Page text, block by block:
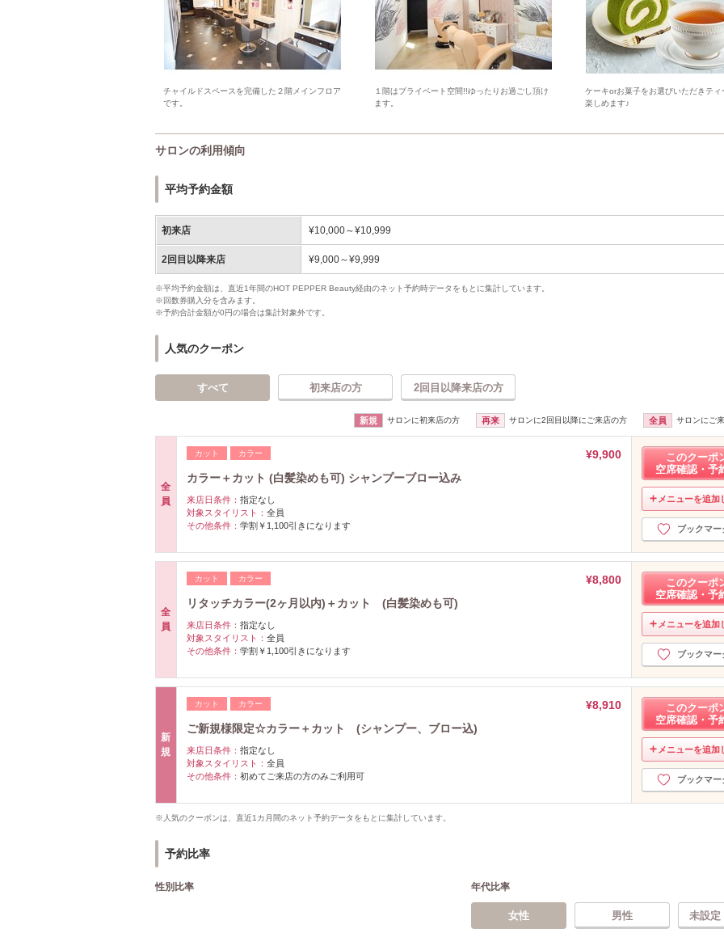
チャイルドスペースを完備した２階メインフロア
です。
１階はプライベート空間!!ゆったりお過ごし頂け
ます。
ケーキorお菓子をお選びいただきティ
楽しめます♪
サロンの利用傾向
平均予約金額
初来店 ¥10,000～¥10,999
2回目以降来店 ¥9,000～¥9,999
※平均予約金額は、直近1年間のHOT PEPPER Beauty経由のネット予約時データをもとに集計しています。
※回数券購入分を含みます。
※予約合計金額が0円の場合は集計対象外です。
人気のクーポン
すべて 初来店の方 2回目以降来店の方
新規 サロンに初来店の方 再来 サロンに2回目以降にご来店の方 全員 サロンにご
全
員
カット カラー
¥9,900
カラー＋カット (白髪染めも可) シャンプーブロー込み
来店日条件： 指定なし
対象スタイリスト： 全員
その他条件： 学割￥1,100引きになります
このクーポ
空席確認・予
メニューを追加
ブックマー
全
員
カット カラー
¥8,800
リタッチカラー(2ヶ月以内)＋カット (白髪染めも可)
来店日条件： 指定なし
対象スタイリスト： 全員
その他条件： 学割￥1,100引きになります
このクーポ
空席確認・予
メニューを追加
ブックマー
新
規
カット カラー
¥8,910
ご新規様限定☆カラー＋カット (シャンプー、ブロー込)
来店日条件： 指定なし
対象スタイリスト： 全員
その他条件： 初めてご来店の方のみご利用可
このクーポ
空席確認・予
メニューを追加
ブックマー
※人気のクーポンは、直近1カ月間のネット予約データをもとに集計しています。
予約比率
性別比率 年代比率
女性 男性 未設定